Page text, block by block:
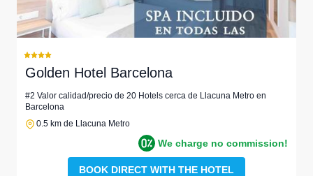
Golden Hotel Barcelona
#2 Valor calidad/precio de 20 Hotels cerca de Llacuna Metro en
Barcelona
0.5 km de Llacuna Metro
We charge no commission!
BOOK DIRECT WITH THE HOTEL